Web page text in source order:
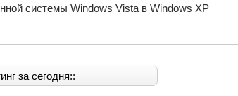
системы Windows Vista в Windows XP
за сегодня::